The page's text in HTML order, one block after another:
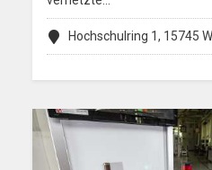
Hochschulring 1, 15745